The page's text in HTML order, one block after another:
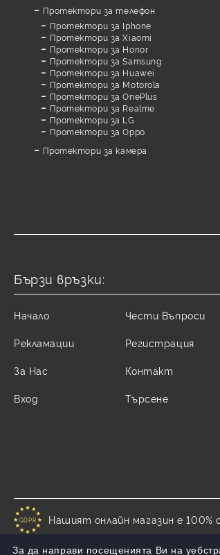
Протектори за телефон
Протектори за Iphone
Протектори за Xiaomi
Протектори за Honor
Протектори за Samsung
Протектори за Huawei
Протектори за Motorola
Протектори за OnePlus
Протектори за Realme
Протектори за LG
Протектори за Oppo
Протектори за камера
Бързи връзки:
Начало
Рекламации
За Нас
Вход
Чести Въпроси
Регистрация
Контакт
Търсене
GDPR Нашият онлайн магазин е 100%
За да направи посещенията Ви на